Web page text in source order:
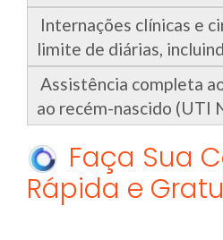
Internações clínicas e
limite de diárias,
Assistência completa
ao recém-nascido (UTI
Faça Sua
Rápida e